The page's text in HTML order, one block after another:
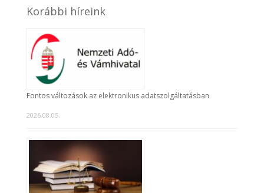
Korábbi híreink
Fontos változások az elektronikus adatszolgáltatásban
2026.08.05.